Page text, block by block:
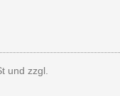
und zzgl.